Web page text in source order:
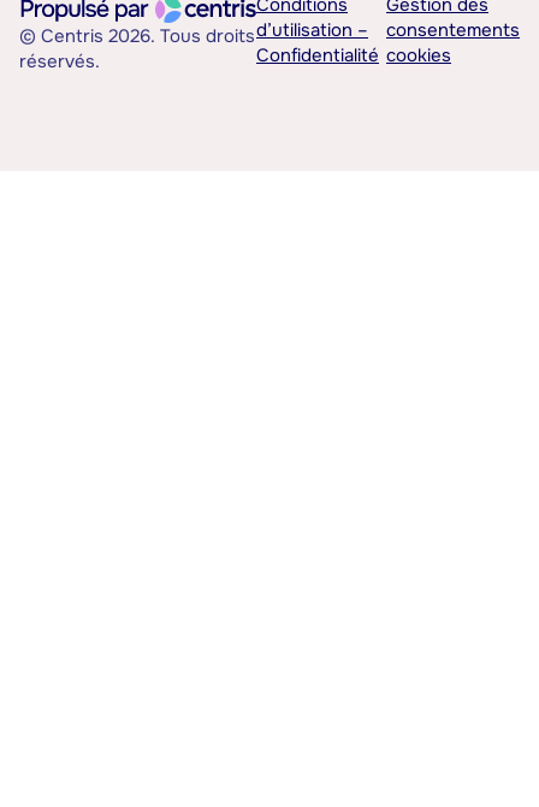
© Centris 2026. Tous droits
réservés.
Conditions
d’utilisation –
Confidentialité
Gestion des
consentements
cookies